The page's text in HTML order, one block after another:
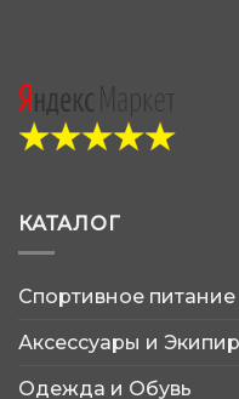
КАТАЛОГ
Спортивное питание
Аксессуары и
Одежда и Обувь